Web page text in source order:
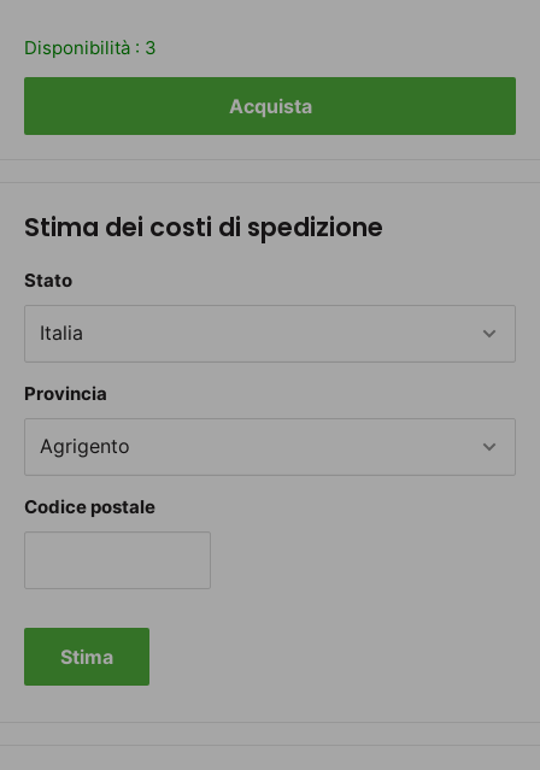
Disponibilità : 3
Acquista
Stima dei costi di spedizione
Stato
Provincia
Codice postale
Stima